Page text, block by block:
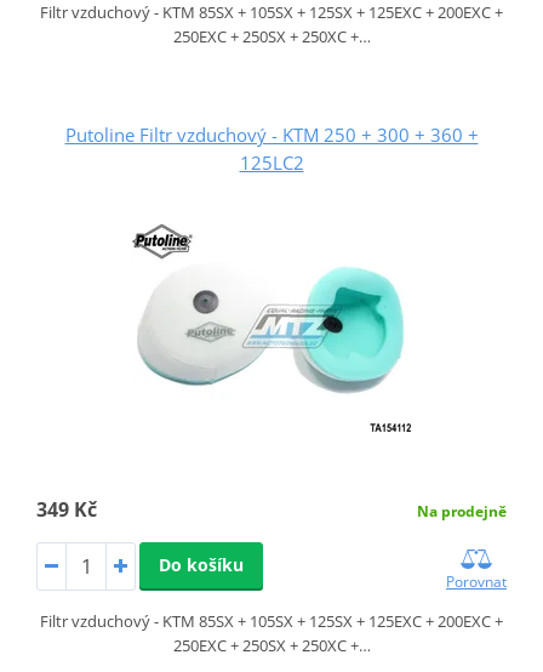
Filtr vzduchový - KTM 85SX + 105SX + 125SX + 125EXC + 200EXC +
250EXC + 250SX + 250XC +…
Putoline Filtr vzduchový - KTM 250 + 300 + 360 +
125LC2
349 Kč Na prodejně
Do košíku
Porovnat
Filtr vzduchový - KTM 85SX + 105SX + 125SX + 125EXC + 200EXC +
250EXC + 250SX + 250XC +…